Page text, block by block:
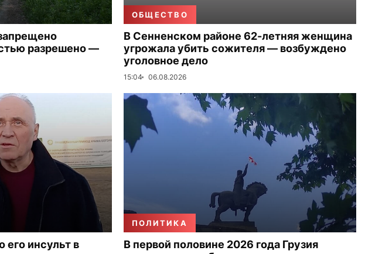
разрешено —
ОБЩЕСТВО
В Сенненском районе 62-летняя женщина
угрожала убить сожителя — возбуждено
уголовное дело
15:04 06.08.2026
его инсульт в
ПОЛИТИКА
В первой половине 2026 года Грузия